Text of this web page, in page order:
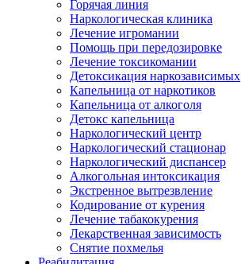
Горячая линия
Наркологическая клиника
Лечение игромании
Помощь при передозировке
Лечение токсикомании
Детоксикация наркозависимых
Капельница от наркотиков
Капельница от алкоголя
Детокс капельница
Наркологический центр
Наркологический стационар
Наркологический диспансер
Алкогольная интоксикация
Экстренное вытрезвление
Кодирование от курения
Лечение табакокурения
Лекарственная зависимость
Снятие похмелья